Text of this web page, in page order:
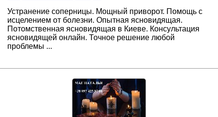
Устранение соперницы. Мощный приворот. Помощь с
исцелением от болезни. Опытная ясновидящая.
Потомственная ясновидящая в Киеве. Консультация
ясновидящей онлайн. Точное решение любой
проблемы ...